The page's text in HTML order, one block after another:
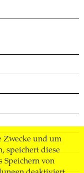
Zwecke und um
speichert diese
Speichern von